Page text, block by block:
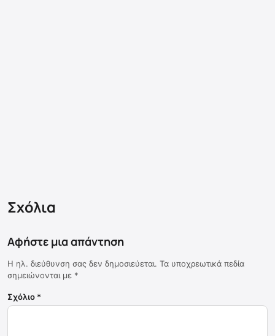
Σχόλια
Αφήστε μια απάντηση
Η ηλ. διεύθυνση σας δεν δημοσιεύεται. Τα υποχρεωτικά πεδία
σημειώνονται με *
Σχόλιο *